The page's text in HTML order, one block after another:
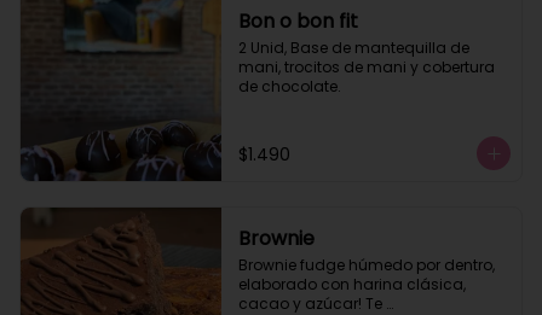
Bon o bon fit
2 Unid, Base de mantequilla de
mani, trocitos de mani y cobertura
de chocolate.
$1.490
Brownie
Brownie fudge húmedo por dentro,
elaborado con harina clásica,
cacao y azúcar! Te